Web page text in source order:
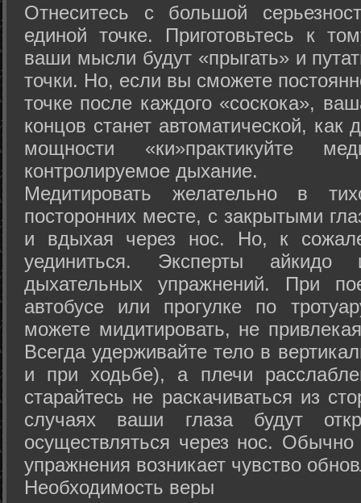
Отнеситесь с большой
единой точке. Приготовьтесь к
ваши мысли будут «прыгать» и
точки. Но, если вы сможете
точке после каждого «соскока»,
концов станет автоматической,
мощности «ки»практикуйте
контролируемое дыхание.
Медитировать желательно в
посторонних месте, с закрытыми
и вдыхая через нос. Но, к
уединиться. Эксперты айкидо
дыхательных упражнений. При
автобусе или прогулке по
можете мидитировать, не
Всегда удерживайте тело в
и при ходьбе), а плечи
старайтесь не раскачиваться из
случаях ваши глаза будут
осуществляться через нос. Обычно
упражнения возникает чувство
Необходимость веры